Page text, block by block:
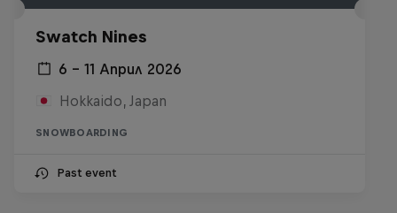
Swatch Nines
6 – 11 Април 2026
Hokkaido, Japan
SNOWBOARDING
Past event